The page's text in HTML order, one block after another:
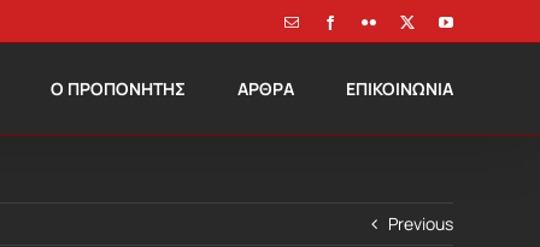
Email FacebookFlickr YouTube
Ο ΠΡΟΠΟΝΗΤΗΣ ΑΡΘΡΑ ΕΠΙΚΟΙΝΩΝΙΑ
Previous